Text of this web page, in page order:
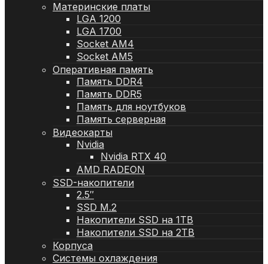
Материнские платы
LGA 1200
LGA 1700
Socket AM4
Socket AM5
Оперативная память
Память DDR4
Память DDR5
Память для ноутбуков
Память серверная
Видеокарты
Nvidia
Nvidia RTX 40
AMD RADEON
SSD-накопители
2.5″
SSD M.2
Накопители SSD на 1TB
Накопители SSD на 2TB
Корпуса
Системы охлаждения